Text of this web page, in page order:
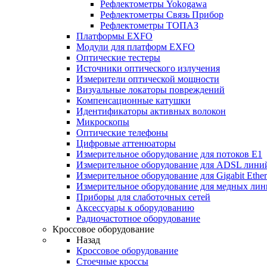
Рефлектометры Yokogawa
Рефлектометры Связь Прибор
Рефлектометры ТОПАЗ
Платформы EXFO
Модули для платформ EXFO
Оптические тестеры
Источники оптического излучения
Измерители оптической мощности
Визуальные локаторы повреждений
Компенсационные катушки
Идентификаторы активных волокон
Микроскопы
Оптические телефоны
Цифровые аттенюаторы
Измерительное оборудование для потоков Е1
Измерительное оборудование для ADSL
Измерительное оборудование для Gigabit
Измерительное оборудование для медных
Приборы для слаботочных сетей
Аксессуары к оборудованию
Радиочастотное оборудование
Кроссовое оборудование
Назад
Кроссовое оборудование
Стоечные кроссы